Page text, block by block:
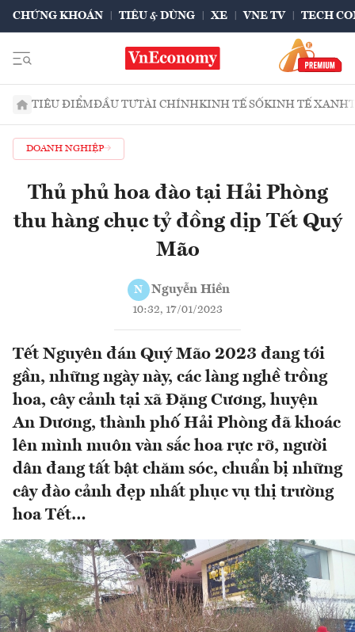
CHỨNG KHOÁN TIÊU & DÙNG XE VNE TV TECH
TIÊU ĐIỂMĐẦU TƯTÀI CHÍNHKINH TẾ SỐKINH TẾ XANH
DOANH NGHIỆP
Thủ phủ hoa đào tại Hải Phòng
thu hàng chục tỷ đồng dịp Tết Quý
Mão
N Nguyễn Hiền
10:32, 17/01/2023
Tết Nguyên đán Quý Mão 2023 đang tới
gần, những ngày này, các làng nghề trồng
hoa, cây cảnh tại xã Đặng Cương, huyện
An Dương, thành phố Hải Phòng đã khoác
lên mình muôn vàn sắc hoa rực rỡ, người
dân đang tất bật chăm sóc, chuẩn bị những
cây đào cảnh đẹp nhất phục vụ thị trường
hoa Tết…